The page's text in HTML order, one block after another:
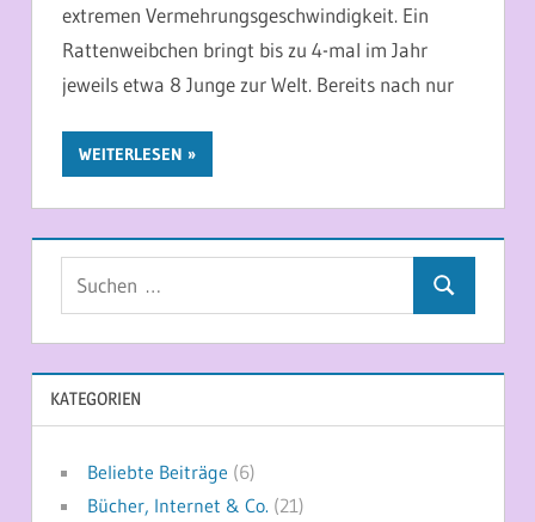
extremen Vermehrungsgeschwindigkeit. Ein
Rattenweibchen bringt bis zu 4-mal im Jahr
jeweils etwa 8 Junge zur Welt. Bereits nach nur
WEITERLESEN
Suchen
KATEGORIEN
Beliebte Beiträge (6)
Bücher, Internet & Co. (21)